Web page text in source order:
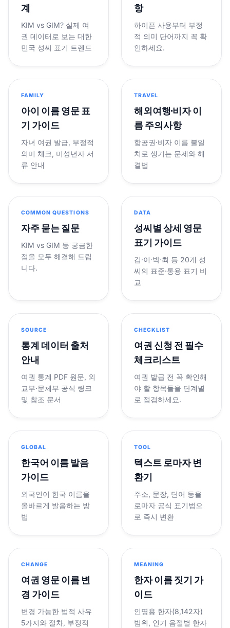
계
KIM vs GIM? 실제 여
권 데이터로 보는 대한
민국 성씨 표기 트렌드
항
하이픈 사용부터 부정
적 의미 단어까지 꼭 확
인하세요.
FAMILY
아이 이름 영문 표
기 가이드
자녀 여권 발급, 부정적
의미 체크, 미성년자 서
류 안내
TRAVEL
해외여행·비자 이
름 주의사항
항공권·비자 이름 불일
치로 생기는 문제와 해
결법
COMMON QUESTIONS
자주 묻는 질문
KIM vs GIM 등 궁금한
점을 모두 해결해 드립
니다.
DATA
성씨별 상세 영문
표기 가이드
김·이·박·최 등 20개 성
씨의 표준·통용 표기 비
교
SOURCE
통계 데이터 출처
안내
여권 통계 PDF 원문, 외
교부·문체부 공식 링크
및 참조 문서
CHECKLIST
여권 신청 전 필수
체크리스트
여권 발급 전 꼭 확인해
야 할 항목들을 단계별
로 점검하세요.
GLOBAL
한국어 이름 발음
가이드
외국인이 한국 이름을
올바르게 발음하는 방
법
TOOL
텍스트 로마자 변
환기
주소, 문장, 단어 등을
로마자 공식 표기법으
로 즉시 변환
CHANGE
여권 영문 이름 변
경 가이드
변경 가능한 법적 사유
5가지와 절차, 부정적
MEANING
한자 이름 짓기 가
이드
인명용 한자(8,142자)
범위, 인기 음절별 한자